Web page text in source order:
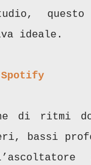
questo
ideale.
Spotify
di ritmi
bassi